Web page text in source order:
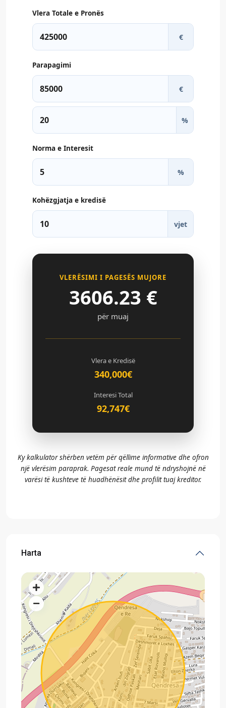
Vlera Totale e Pronës
€
Parapagimi
€
%
Norma e Interesit
%
Kohëzgjatja e kredisë
vjet
VLERËSIMI I PAGESËS MUJORE
3606.23 €
për muaj
Vlera e Kredisë
340,000€
Interesi Total
92,747€
Ky kalkulator shërben vetëm për qëllime informative dhe ofron
një vlerësim paraprak. Pagesat reale mund të ndryshojnë në
varësi të kushteve të huadhënësit dhe profilit tuaj kreditor.
Harta